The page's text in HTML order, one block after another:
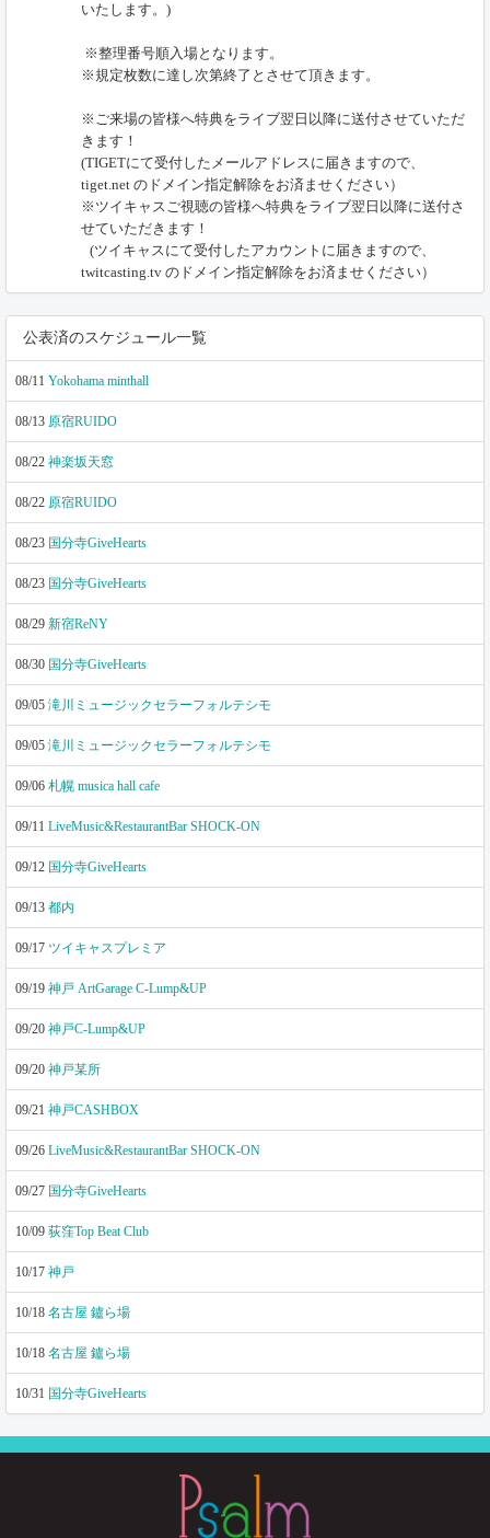
いたします。)
※整理番号順入場となります。
※規定枚数に達し次第終了とさせて頂きます。
※ご来場の皆様へ特典をライブ翌日以降に送付させていただ
きます！
(TIGETにて受付したメールアドレスに届きますので、
tiget.net のドメイン指定解除をお済ませください）
※ツイキャスご視聴の皆様へ特典をライブ翌日以降に送付さ
せていただきます！
(ツイキャスにて受付したアカウントに届きますので、
twitcasting.tv のドメイン指定解除をお済ませください）
公表済のスケジュール一覧
08/11 Yokohama minthall
08/13 原宿RUIDO
08/22 神楽坂天窓
08/22 原宿RUIDO
08/23 国分寺GiveHearts
08/23 国分寺GiveHearts
08/29 新宿ReNY
08/30 国分寺GiveHearts
09/05 滝川ミュージックセラーフォルテシモ
09/05 滝川ミュージックセラーフォルテシモ
09/06 札幌 musica hall cafe
09/11 LiveMusic&RestaurantBar SHOCK-ON
09/12 国分寺GiveHearts
09/13 都内
09/17 ツイキャスプレミア
09/19 神戸 ArtGarage C-Lump&UP
09/20 神戸C-Lump&UP
09/20 神戸某所
09/21 神戸CASHBOX
09/26 LiveMusic&RestaurantBar SHOCK-ON
09/27 国分寺GiveHearts
10/09 荻窪Top Beat Club
10/17 神戸
10/18 名古屋 鑪ら場
10/18 名古屋 鑪ら場
10/31 国分寺GiveHearts